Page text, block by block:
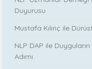
Duyurusu
Mustafa Kılınç ile
NLP DAP ile
Adımı